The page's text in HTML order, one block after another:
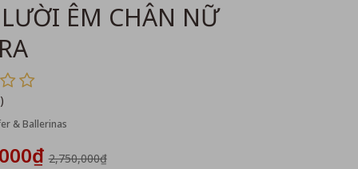
ÊM CHÂN NỮ
& Ballerinas
2,750,000₫